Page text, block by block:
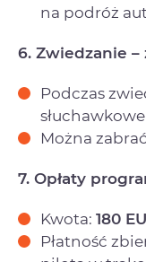
na podróż
6. Zwiedzanie
Podczas
słuchawkowe
Można
7. Opłaty
Kwota: 180
Płatność